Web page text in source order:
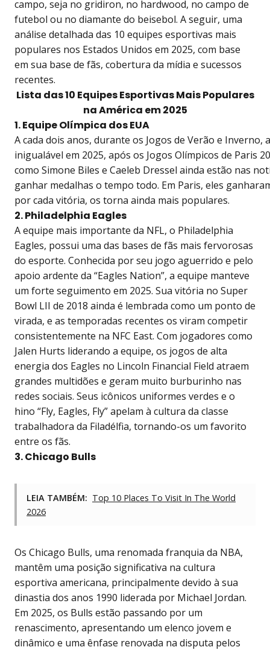
campo, seja no gridiron, no hardwood, no campo de
futebol ou no diamante do beisebol. A seguir, uma
análise detalhada das 10 equipes esportivas mais
populares nos Estados Unidos em 2025, com base
em sua base de fãs, cobertura da mídia e sucessos
recentes.
Lista das 10 Equipes Esportivas Mais Populares
na América em 2025
1. Equipe Olímpica dos EUA
A cada dois anos, durante os Jogos de Verão e
inigualável em 2025, após os Jogos Olímpicos de Paris
como Simone Biles e Caeleb Dressel ainda estão nas
ganhar medalhas o tempo todo. Em Paris, eles
por cada vitória, os torna ainda mais populares.
2. Philadelphia Eagles
A equipe mais importante da NFL, o Philadelphia
Eagles, possui uma das bases de fãs mais fervorosas
do esporte. Conhecida por seu jogo aguerrido e pelo
apoio ardente da “Eagles Nation”, a equipe manteve
um forte seguimento em 2025. Sua vitória no Super
Bowl LII de 2018 ainda é lembrada como um ponto de
virada, e as temporadas recentes os viram competir
consistentemente na NFC East. Com jogadores como
Jalen Hurts liderando a equipe, os jogos de alta
energia dos Eagles no Lincoln Financial Field atraem
grandes multidões e geram muito burburinho nas
redes sociais. Seus icônicos uniformes verdes e o
hino “Fly, Eagles, Fly” apelam à cultura da classe
trabalhadora da Filadélfia, tornando-os um favorito
entre os fãs.
3. Chicago Bulls
LEIA TAMBÉM: Top 10 Places To Visit In The World
2026
Os Chicago Bulls, uma renomada franquia da NBA,
mantêm uma posição significativa na cultura
esportiva americana, principalmente devido à sua
dinastia dos anos 1990 liderada por Michael Jordan.
Em 2025, os Bulls estão passando por um
renascimento, apresentando um elenco jovem e
dinâmico e uma ênfase renovada na disputa pelos